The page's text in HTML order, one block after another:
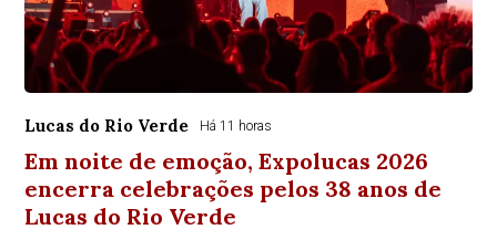
Lucas do Rio Verde Há 11 horas
Em noite de emoção, Expolucas 2026
encerra celebrações pelos 38 anos de
Lucas do Rio Verde